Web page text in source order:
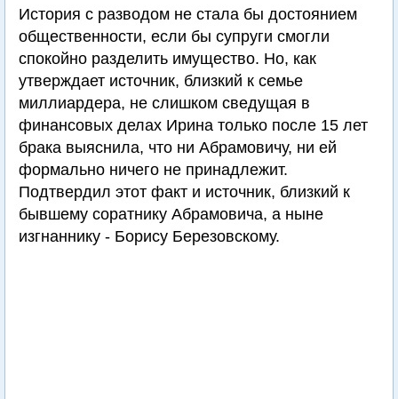
История с разводом не стала бы достоянием
общественности, если бы супруги смогли
спокойно разделить имущество. Но, как
утверждает источник, близкий к семье
миллиардера, не слишком сведущая в
финансовых делах Ирина только после 15 лет
брака выяснила, что ни Абрамовичу, ни ей
формально ничего не принадлежит.
Подтвердил этот факт и источник, близкий к
бывшему соратнику Абрамовича, а ныне
изгнаннику - Борису Березовскому.